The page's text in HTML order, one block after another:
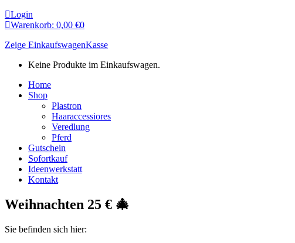
Login
Warenkorb: 0,00 €0
Zeige EinkaufswagenKasse
Keine Produkte im Einkaufswagen.
Home
Shop
Plastron
Haaraccessiores
Veredlung
Pferd
Gutschein
Sofortkauf
Ideenwerkstatt
Kontakt
Weihnachten 25 € 🎄
Sie befinden sich hier: